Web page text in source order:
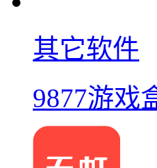
其它软件
9877游戏